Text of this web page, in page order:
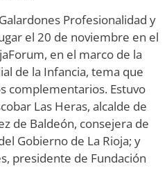
Profesionalidad y
el 20 de noviembre en el
en el marco de la
de la Infancia, tema que
complementarios. Estuvo
Las Heras, alcalde de
de Baldeón, consejera de
Gobierno de La Rioja; y
presidente de Fundación